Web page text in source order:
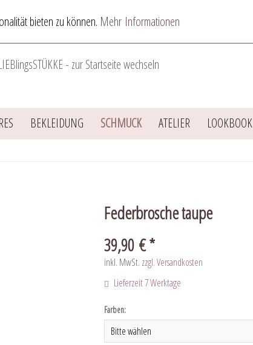
bieten zu können. Mehr Informationen
BEKLEIDUNG SCHMUCK ATELIER LOOKBOOK
Federbrosche taupe
39,90 € *
inkl. MwSt. zzgl. Versandkosten
Lieferzeit 7 Werktage
Farben: